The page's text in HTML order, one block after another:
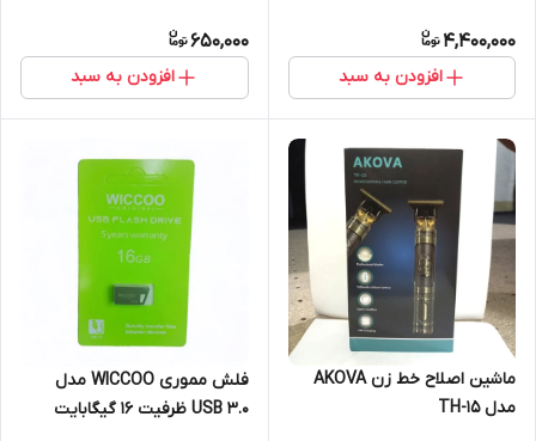
4,400,000
افزودن به سبد
650,000
افزودن به سبد
ماشین اصلاح خط زن AKOVA
مدل TH-15
فلش مموری WICCOO مدل
USB 3.0 ظرفیت 16 گیگابایت